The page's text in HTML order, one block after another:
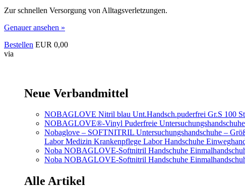
Zur schnellen Versorgung von Alltagsverletzungen.
Genauer ansehen »
Bestellen EUR 0,00
via
Neue Verbandmittel
NOBAGLOVE Nitril blau Unt.Handsch.puderfrei Gr.S 100
NOBAGLOVE®-Vinyl Puderfreie
Nobaglove – SOFTNITRIL Untersuchungshandschuhe –
Labor Medizin Krankenpflege Labor Handschuhe
Noba NOBAGLOVE-Softnitril Handschuhe
Noba NOBAGLOVE-Softnitril Handschuhe
Alle Artikel